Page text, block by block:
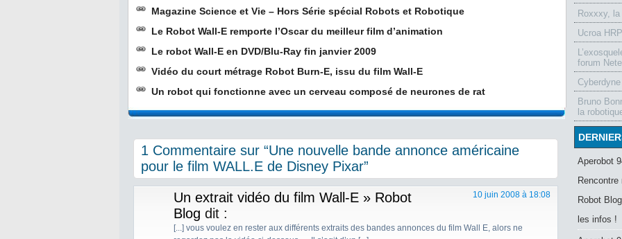
Magazine Science et Vie – Hors Série spécial Robots et Robotique
Le Robot Wall-E remporte l’Oscar du meilleur film d’animation
Le robot Wall-E en DVD/Blu-Ray fin janvier 2009
Vidéo du court métrage Robot Burn-E, issu du film Wall-E
Un robot qui fonctionne avec un cerveau composé de neurones de rat
1 Commentaire sur “Une nouvelle bande annonce américaine
pour le film WALL.E de Disney Pixar”
Un extrait vidéo du film Wall-E » Robot
Blog dit :
10 juin 2008 à 18:08
[...] vous voulez en rester aux différents extraits des bandes annonces du film Wall E, alors ne
Roxxxy,
Ucroa
forum
Bruno
la
Aperobot
Rencontre
Robot Blog
les infos !